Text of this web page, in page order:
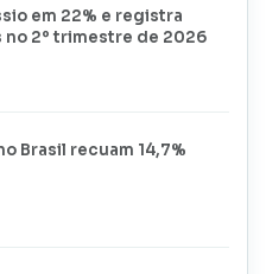
em 22% e registra
no 2º trimestre de 2026
Brasil recuam 14,7%